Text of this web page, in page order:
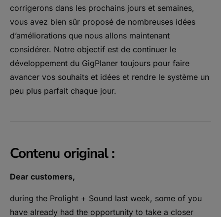
corrigerons dans les prochains jours et semaines,
vous avez bien sûr proposé de nombreuses idées
d’améliorations que nous allons maintenant
considérer. Notre objectif est de continuer le
développement du GigPlaner toujours pour faire
avancer vos souhaits et idées et rendre le système un
peu plus parfait chaque jour.
Contenu original :
Dear customers,
during the Prolight + Sound last week, some of you
have already had the opportunity to take a closer